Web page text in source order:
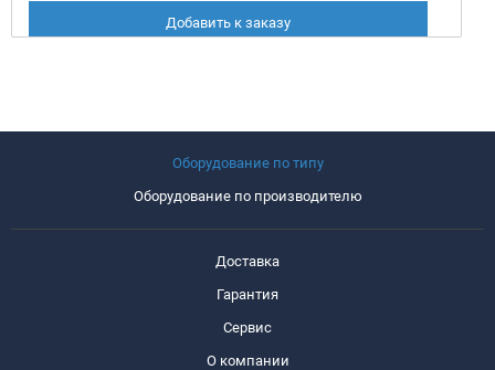
Добавить к заказу
Оборудование по типу
Оборудование по производителю
Доставка
Гарантия
Сервис
О компании